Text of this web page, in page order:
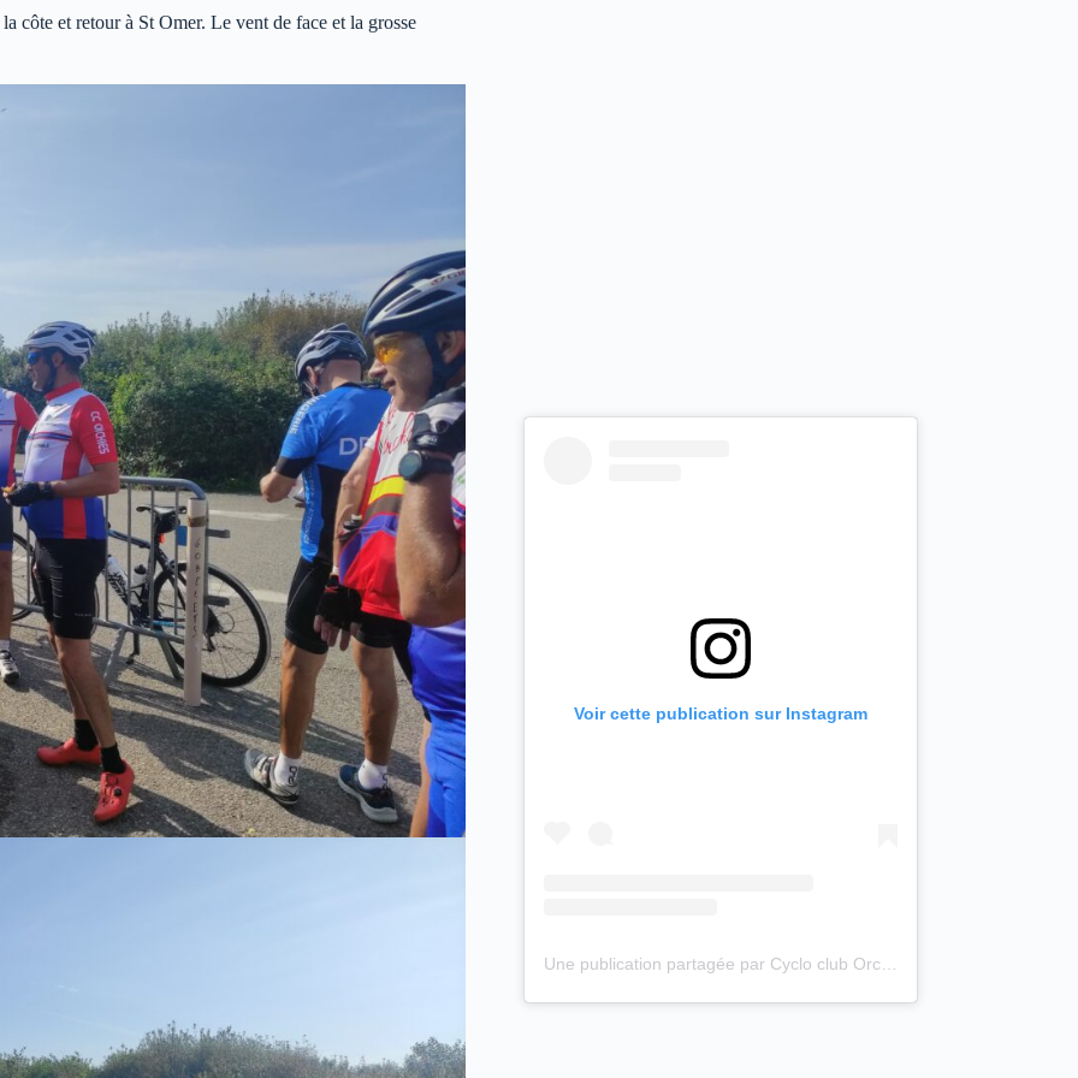
côte et retour à St Omer. Le vent de face et la grosse
Voir cette publication sur Instagram
Une publication partagée par Cyclo club Orchies (@cyclo_club_orchies)